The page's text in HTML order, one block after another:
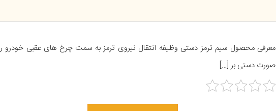
معرفی محصول سیم ترمز دستی وظیفه انتقال نیروی ترمز به سمت چرخ های عقبی خودرو
صورت دستی بر […]